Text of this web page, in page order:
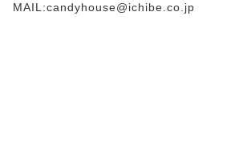
MAIL:candyhouse@ichibe.co.jp